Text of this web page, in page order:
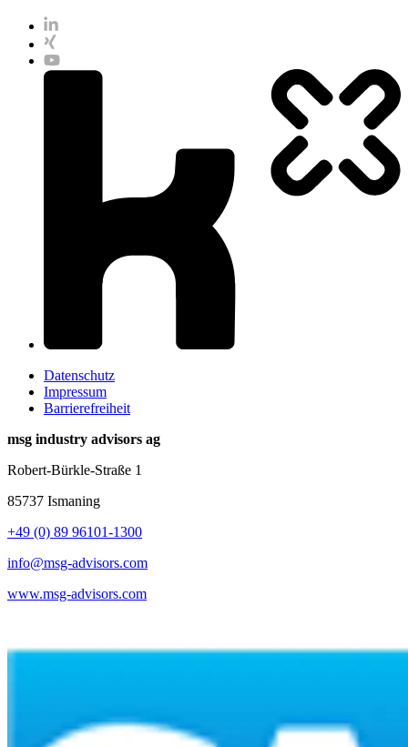
Datenschutz
Impressum
Barrierefreiheit
msg industry advisors ag
Robert-Bürkle-Straße 1
85737 Ismaning
+49 (0) 89 96101-1300
info@msg-advisors.com
www.msg-advisors.com